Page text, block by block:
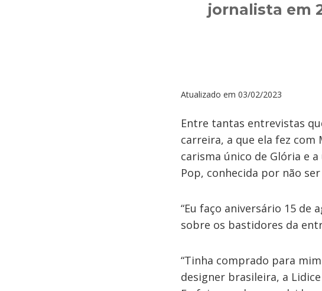
jornalista em
Atualizado em 03/02/2023
Entre tantas entrevistas
carreira, a que ela fez com
carisma único de Glória e
Pop, conhecida por não
“Eu faço aniversário 15 de
sobre os bastidores da
“Tinha comprado para
designer brasileira, a